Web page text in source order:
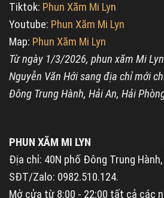
Tiktok: Phun Xăm Mi Lyn
Youtube: Phun Xăm Mi Lyn
Map: Phun Xăm Mi Lyn
Từ ngày 1/3/2026, phun xăm Mi
Nguyễn Văn Hới sang địa chỉ mới
Đông Trung Hành, Hải An, Hải
PHUN XĂM MI LYN
Địa chỉ: 40N phố Đông Trung
SĐT/Zalo: 0982.510.124.
Mở cửa từ 8:00 - 22:00 tất cả các